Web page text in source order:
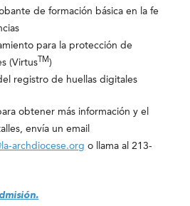
de formación básica en la fe
para la protección de
(Virtus TM )
registro de huellas digitales
obtener más información y el
envía un email
archdiocese.org o llama al 213-